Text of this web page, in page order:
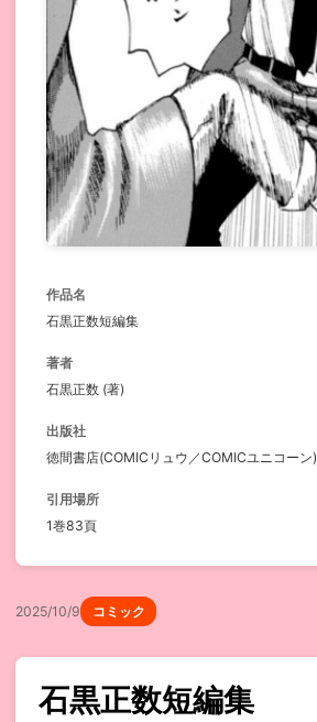
作品名
石黒正数短編集
著者
石黒正数 (著)
出版社
徳間書店(COMICリュウ／COMICユニコーン)
引用場所
1巻83頁
2025/10/9 コミック
石黒正数短編集